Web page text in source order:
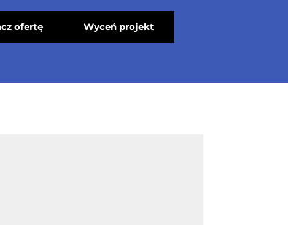
ofertę Wyceń projekt